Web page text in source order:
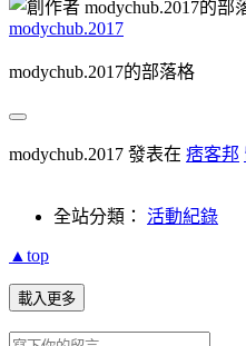
modychub.2017
modychub.2017的部落格
modychub.2017 發表在 痞客邦
全站分類： 活動紀錄
▲top
載入更多